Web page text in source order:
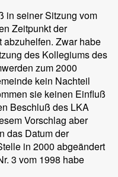
in seiner Sitzung vom
Zeitpunkt der
abzuhelfen. Zwar habe
des Kollegiums des
zum 2000
kein Nachteil
sie keinen Einfluß
Beschluß des LKA
Vorschlag aber
das Datum der
in 2000 abgeändert
3 vom 1998 habe